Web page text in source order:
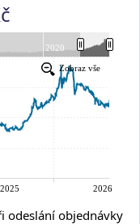
odeslání objednávky